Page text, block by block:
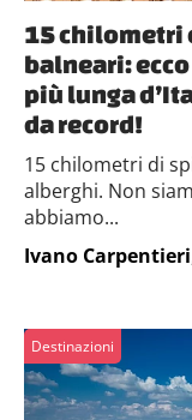
15 chilometri
balneari:
più lunga
da record!
15 chilometri di
alberghi. Non
abbiamo...
Ivano Carpentieri
Destinazioni